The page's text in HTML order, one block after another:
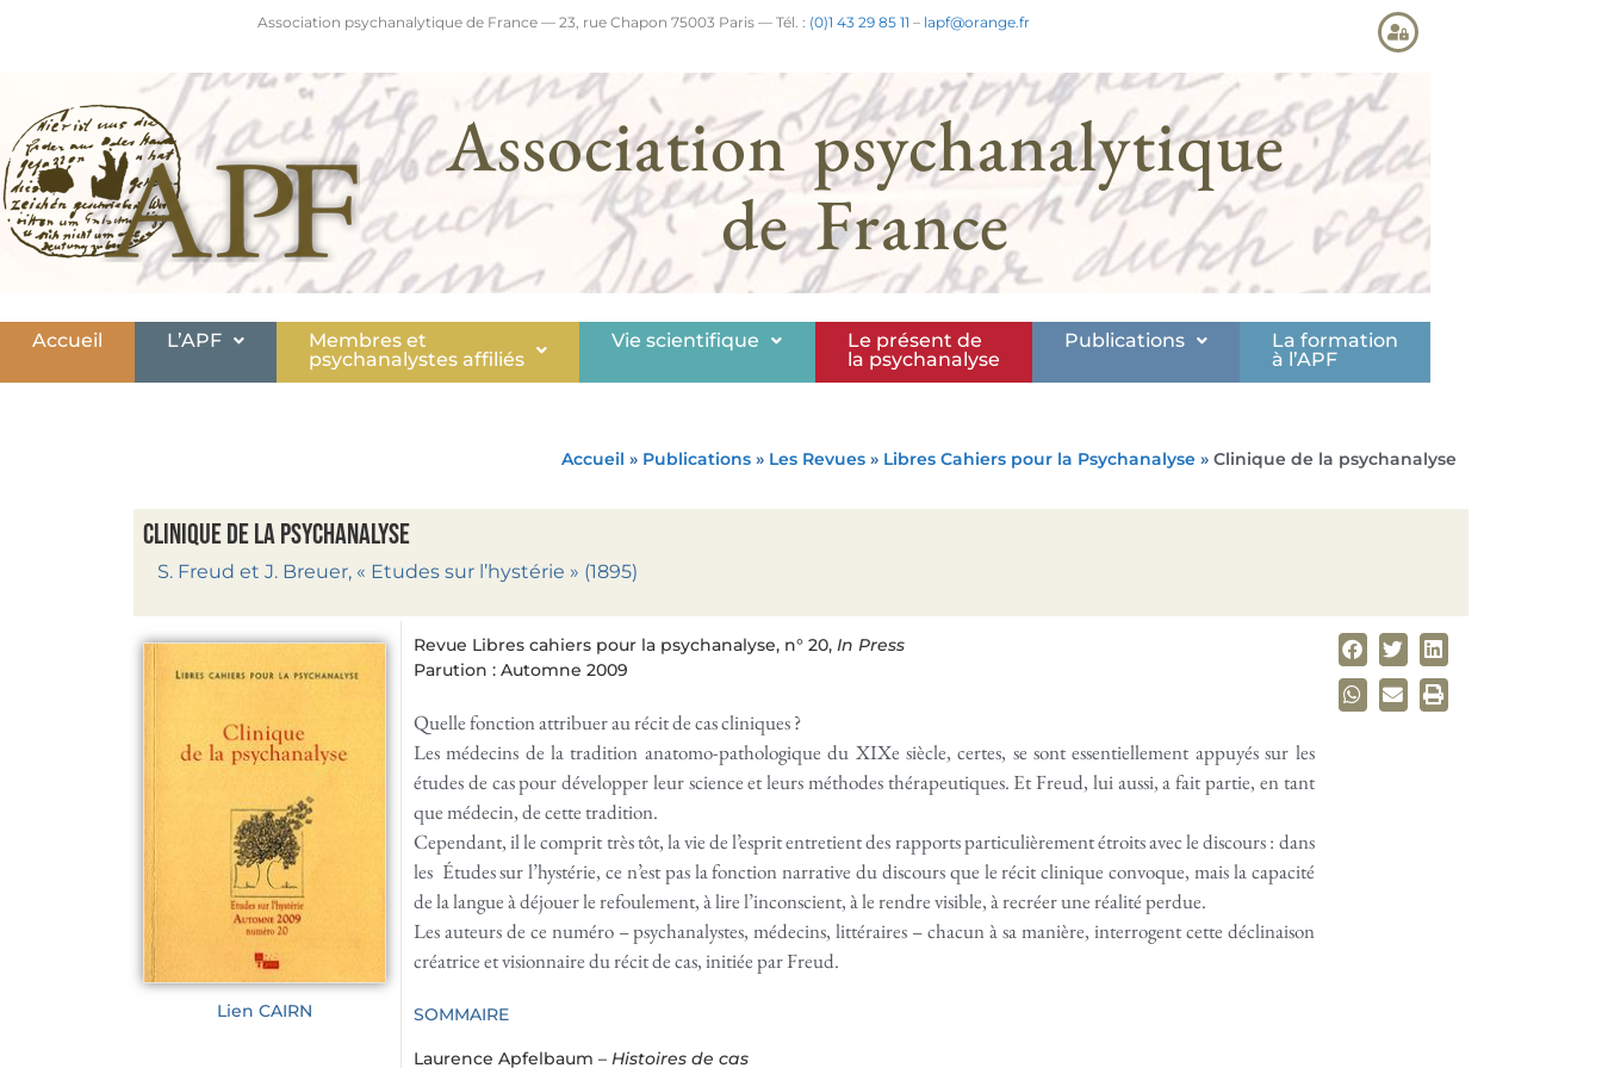
Association psychanalytique de France — 23, rue Chapon 75003 Paris — Tél. : (0)1 43 29 85 11 – lapf@orange.fr
Association psychanalytique
de France
Accueil L’APF
Membres et
psychanalystes affiliés
Vie scientifique
Le présent de
la psychanalyse
Publications
La formation
à l’APF
Accueil » Publications » Les Revues » Libres Cahiers pour la Psychanalyse » Clinique de la psychanalyse
Clinique de la psychanalyse
S. Freud et J. Breuer, « Etudes sur l’hystérie » (1895)
Lien CAIRN
Revue Libres cahiers pour la psychanalyse, n° 20, In Press
Parution : Automne 2009
Quelle fonction attribuer au récit de cas cliniques ?
Les médecins de la tradition anatomo-pathologique du XIXe siècle, certes, se sont essentiellement appuyés sur les
études de cas pour développer leur science et leurs méthodes thérapeutiques. Et Freud, lui aussi, a fait partie, en tant
que médecin, de cette tradition.
Cependant, il le comprit très tôt, la vie de l’esprit entretient des rapports particulièrement étroits avec le discours : dans
les Études sur l’hystérie, ce n’est pas la fonction narrative du discours que le récit clinique convoque, mais la capacité
de la langue à déjouer le refoulement, à lire l’inconscient, à le rendre visible, à recréer une réalité perdue.
Les auteurs de ce numéro – psychanalystes, médecins, littéraires – chacun à sa manière, interrogent cette déclinaison
créatrice et visionnaire du récit de cas, initiée par Freud.
SOMMAIRE
Laurence Apfelbaum – Histoires de cas